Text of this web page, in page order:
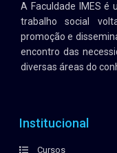
A Faculdade IMES é
trabalho social
promoção e
encontro das
diversas áreas do
Institucional
Cursos